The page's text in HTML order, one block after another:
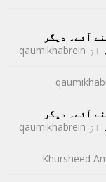
آئے۔ دیگر
از qaumikhabrein
آئے۔ دیگر
از qaumikhabrein
Khursheed